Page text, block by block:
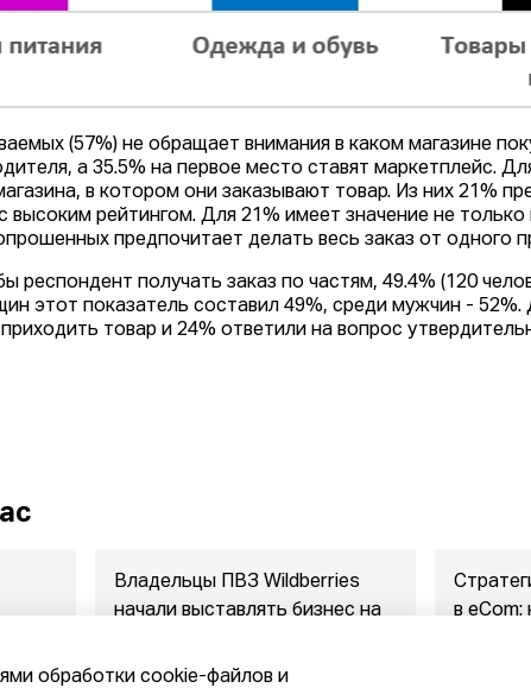
(57%) не обращает внимания в каком магазине
а 35.5% на первое место ставят маркетплейс.
в котором они заказывают товар. Из них 21%
высоким рейтингом. Для 21% имеет значение не только
предпочитает делать весь заказ от одного
респондент получать заказ по частям, 49.4% (120
этот показатель составил 49%, среди мужчин - 52%.
товар и 24% ответили на вопрос
Владельцы ПВЗ Wildberries
начали выставлять бизнес на
07.08.2026
в eСom:
обработки cookie-файлов и